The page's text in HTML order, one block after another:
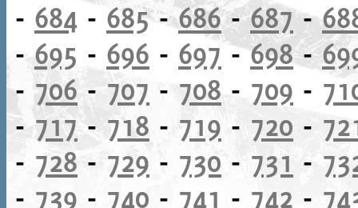
- 684 - 685-686-687-
-695 - 696 - 697-698-
- 706 -707 - 708 - 709 -
-717-718 - 719 - 720 -
- 728 - 729 - 730 - 731 -
- 739 - 740 - 741 - 742 -